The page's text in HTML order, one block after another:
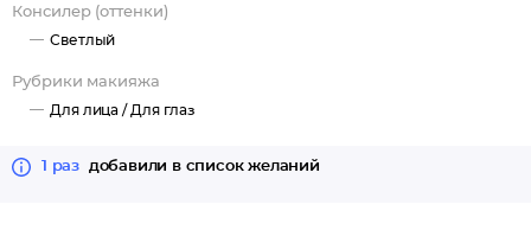
Консилер (оттенки)
Светлый
Рубрики макияжа
Для лица / Для глаз
1 раз добавили в список желаний